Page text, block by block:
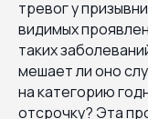
тревог у
видимых
таких
мешает ли оно
на категорию
отсрочку? Эта